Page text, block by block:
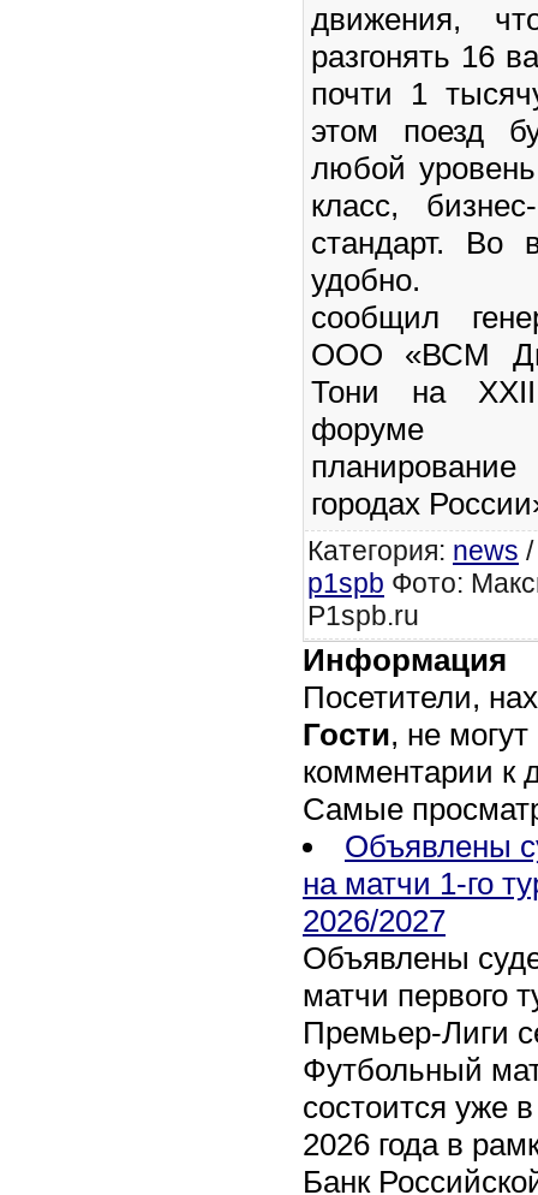
движения,
разгонять 16
почти 1
этом поезд
любой
класс,
стандарт. Во
сообщил
ООО «ВСМ
Тони на XXII
форуме
городах
Категория: news
p1spb Фото:
P1spb.ru
Информация
Посетители,
Гости, не
комментарии к
Самые
Объявлены
на матчи 1-го
2026/2027
Объявлены
матчи первого
Премьер-Лиги
Футбольный
состоится уже
2026 года в
Банк